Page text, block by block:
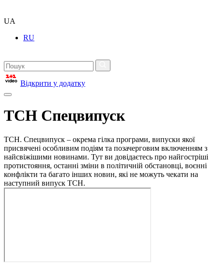
UA
RU
Відкрити у додатку
ТСН Спецвипуск
ТСН. Спецвипуск – окрема гілка програми, випуски якої
присвячені особливим подіям та позачерговим включенням з
найсвіжішими новинами. Тут ви довідаєтесь про найгостріші
протистояння, останні зміни в політичній обстановці, воєнні
конфлікти та багато інших новин, які не можуть чекати на
наступний випуск ТСН.